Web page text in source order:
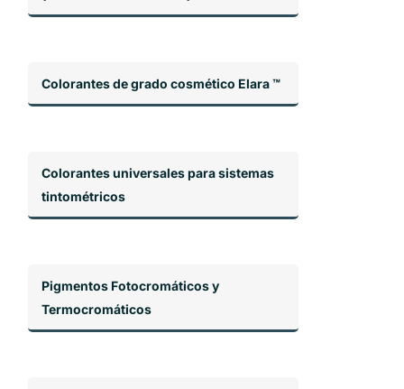
Colorantes de grado cosmético Elara ™
Colorantes universales para sistemas
tintométricos
Pigmentos Fotocromáticos y
Termocromáticos